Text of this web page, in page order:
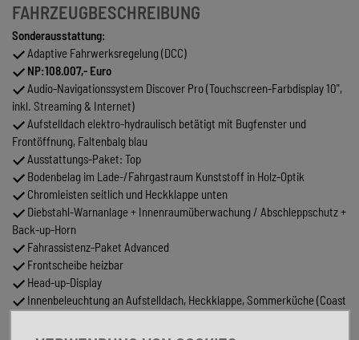
FAHRZEUGBESCHREIBUNG
Sonderausstattung:
Adaptive Fahrwerksregelung (DCC)
NP:108.007,- Euro
Audio-Navigationssystem Discover Pro (Touchscreen-Farbdisplay 10",
inkl. Streaming & Internet)
Aufstelldach elektro-hydraulisch betätigt mit Bugfenster und
Frontöffnung, Faltenbalg blau
Ausstattungs-Paket: Top
Bodenbelag im Lade-/Fahrgastraum Kunststoff in Holz-Optik
Chromleisten seitlich und Heckklappe unten
Diebstahl-Warnanlage + Innenraumüberwachung / Abschleppschutz +
Back-up-Horn
Fahrassistenz-Paket Advanced
Frontscheibe heizbar
Head-up-Display
Innenbeleuchtung an Aufstelldach, Heckklappe, Sommerküche (Coast
Insassen-Schutzsystem proaktiv